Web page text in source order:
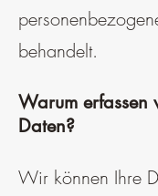
behandelt.
Warum erfassen
Daten?
Wir können Ihre